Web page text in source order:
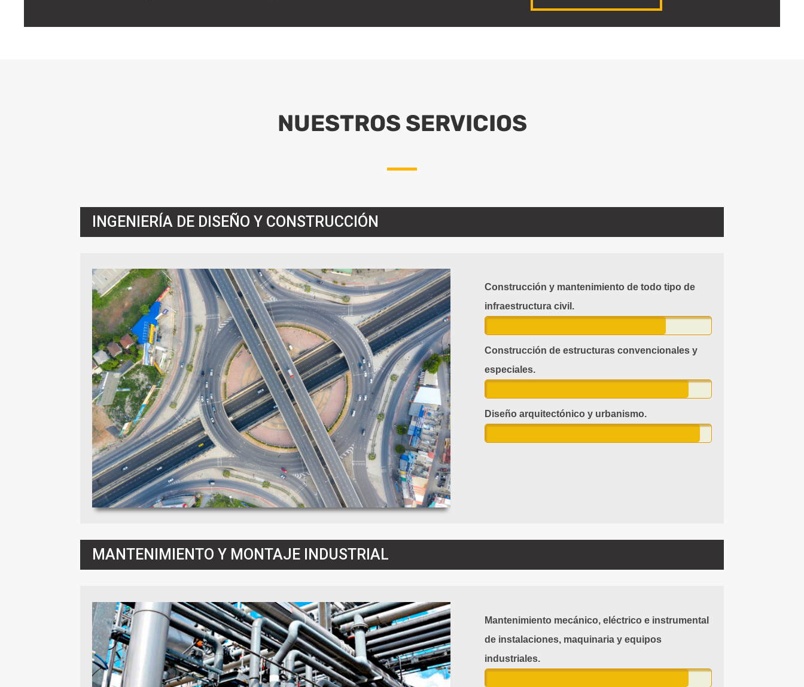
NUESTROS SERVICIOS
INGENIERÍA DE DISEÑO Y CONSTRUCCIÓN
Construcción y mantenimiento de todo tipo de
infraestructura civil.
Construcción de estructuras convencionales y
especiales.
Diseño arquitectónico y urbanismo.
MANTENIMIENTO Y MONTAJE INDUSTRIAL
Mantenimiento mecánico, eléctrico e instrumental
de instalaciones, maquinaria y equipos
industriales.